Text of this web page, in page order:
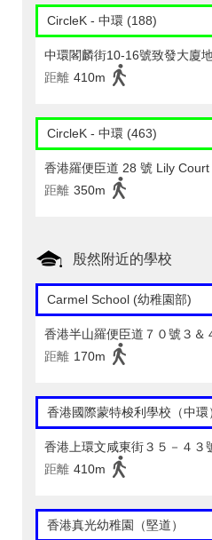
CircleK - 中環 (188)
中環閣麟街10-16號致發大廈
距離 410m
CircleK - 中環 (463)
香港羅便臣道 28 號 Lily Court
距離 350m
殷然附近的學校
Carmel School (幼稚園部)
香港半山羅便臣道７０號３＆
距離 170m
香港國際蒙特梭利學校（中環
香港上環文咸東街３５－４３
距離 410m
香港真光幼稚園（堅道）